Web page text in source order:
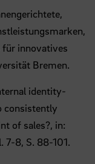
für innovatives
Bremen.
identity-
consistently
of sales?, in:
7-8, S. 88-101.